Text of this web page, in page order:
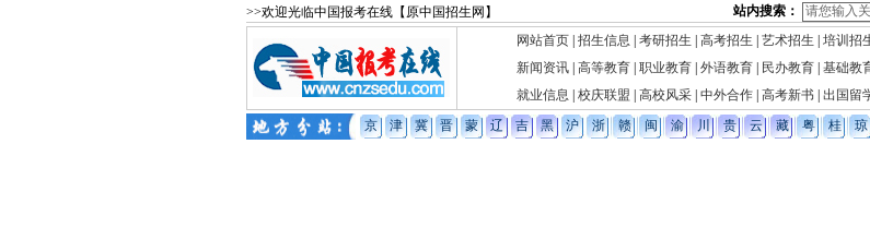
>>欢迎光临中国报考在线【原中国招生网】 站内搜索：
网站首页| 招生信息 考研招生 高考招生 艺术招生 培训招
新闻资讯| 高等教育| 职业教育| 外语教育| 民办教育| 基础教
就业信息
校庆联盟 高校风采| 中外合作| 高考新书| 出国留
京
津 冀 晋 蒙 辽 吉 黑 沪 浙 赣 闽 渝 川 贵 云 藏 粤 桂 琼